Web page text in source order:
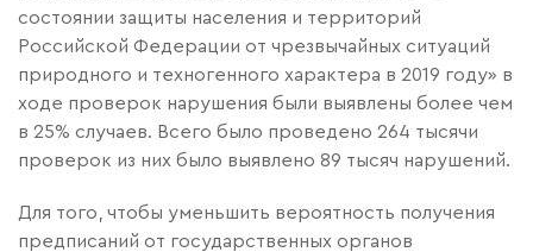
состоянии защиты населения и территорий
Российской Федерации от чрезвычайных ситуаций
природного и техногенного характера в 2019 году» в
ходе проверок нарушения были выявлены более чем
в 25% случаев. Всего было проведено 264 тысячи
проверок из них было выявлено 89 тысяч нарушений.
Для того, чтобы уменьшить вероятность получения
предписаний от государственных органов